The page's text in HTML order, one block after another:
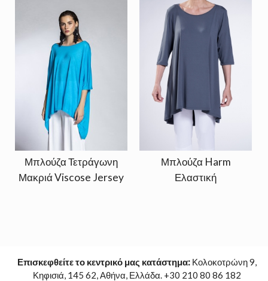
Μπλούζα Τετράγωνη
Μακριά Viscose Jersey
Μπλούζα Harm
Ελαστική
Επισκεφθείτε το κεντρικό μας κατάστημα: Κολοκοτρώνη 9,
Κηφισιά, 145 62, Αθήνα, Ελλάδα. +30 210 80 86 182